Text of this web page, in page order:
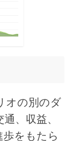
オの別のダ
、収益、
をもたら